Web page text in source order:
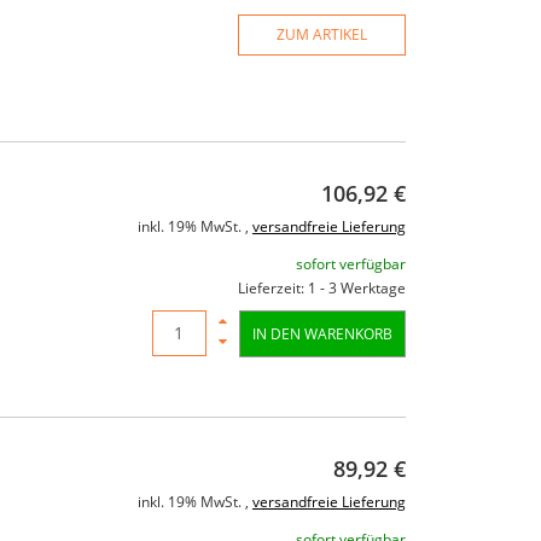
ZUM ARTIKEL
106,92 €
inkl. 19% MwSt. , versandfreie Lieferung
sofort verfügbar
Lieferzeit: 1 - 3 Werktage
IN DEN WARENKORB
89,92 €
inkl. 19% MwSt. , versandfreie Lieferung
American DJ Stinger triple Effekt
149,00 € 199,00 €